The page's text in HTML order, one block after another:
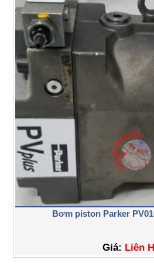
Bơm piston Parker
Giá: Liên